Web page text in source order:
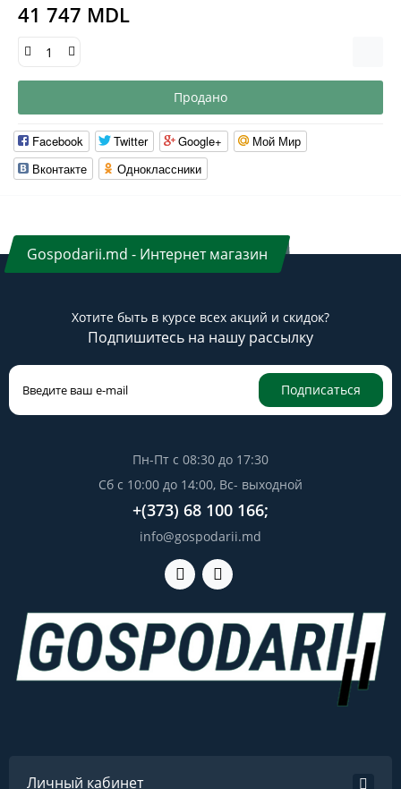
41 747 MDL
Продано
Facebook Twitter Google+
Мой Мир
Вконтакте
Одноклассники
Gospodarii.md - Интернет магазин
Хотите быть в курсе всех акций и скидок?
Подпишитесь на нашу рассылку
Подписаться
Пн-Пт с 08:30 до 17:30
Сб с 10:00 до 14:00, Вс- выходной
+(373) 68 100 166;
info@gospodarii.md
Личный кабинет